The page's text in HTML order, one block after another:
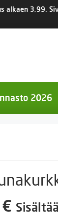
alkaen 3,99.
Ruukut
2026
€